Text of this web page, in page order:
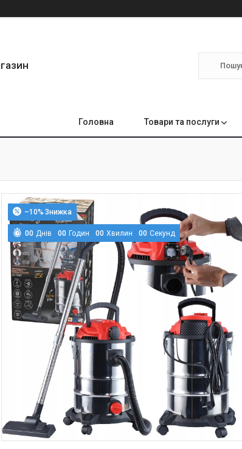
Головна Товари та послуги
–10%
00 Днів 00 Годин 00 Хвилин 00 Секунд